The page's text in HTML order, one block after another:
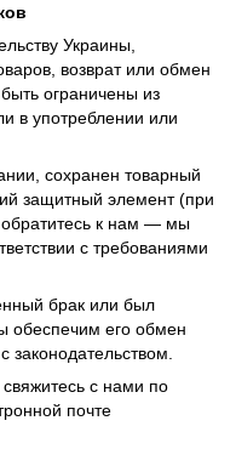
Украины,
возврат или обмен
ограничены из
в употреблении или
сохранен товарный
защитный элемент (при
обратитесь к нам — мы
с требованиями
брак или был
обеспечим его обмен
законодательством.
с нами по
почте